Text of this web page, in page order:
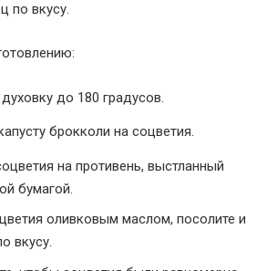
по вкусу.
до 180 градусов.
брокколи на соцветия.
на противень, выстланный
бумагой.
оливковым маслом, посолите и
вкусу.